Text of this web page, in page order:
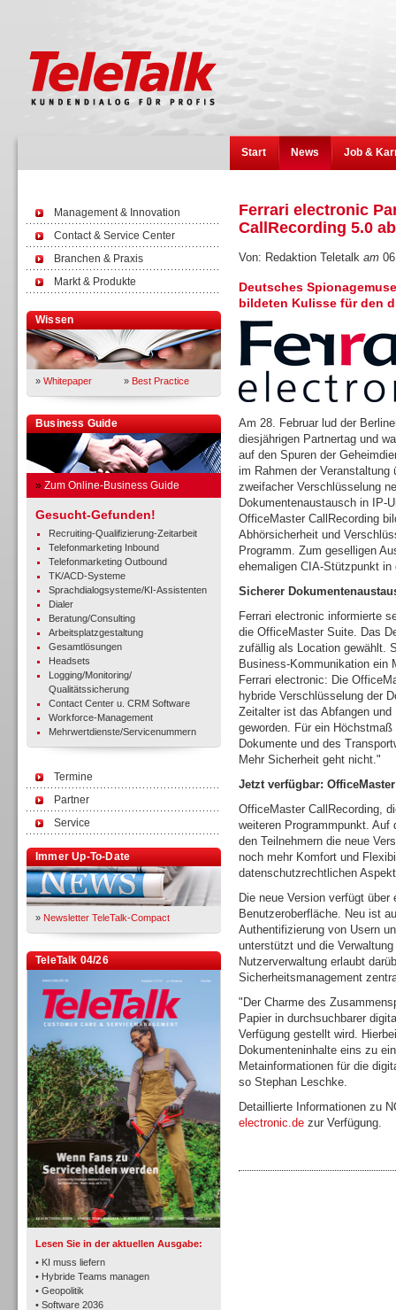
Start News Job &
Management & Innovation
Contact & Service Center
Branchen & Praxis
Markt & Produkte
Wissen
» Whitepaper » Best Practice
Business Guide
» Zum Online-Business Guide
Gesucht-Gefunden!
Recruiting-Qualifizierung-Zeitarbeit
Telefonmarketing Inbound
Telefonmarketing Outbound
TK/ACD-Systeme
Sprachdialogsysteme/KI-Assistenten
Dialer
Beratung/Consulting
Arbeitsplatzgestaltung
Gesamtlösungen
Headsets
Logging/Monitoring/
Qualitätssicherung
Contact Center u. CRM Software
Workforce-Management
Mehrwertdienste/Servicenummern
Termine
Partner
Service
Immer Up-To-Date
» Newsletter TeleTalk-Compact
TeleTalk 04/26
Lesen Sie in der aktuellen Ausgabe:
• KI muss liefern
• Hybride Teams managen
• Geopolitik
• Software 2036
TK- und ACD-Systeme
Ferrari electronic
CallRecording 5.0
Von: Redaktion Teletalk am
Deutsches
bildeten Kulisse für den
Am 28. Februar lud der
diesjährigen Partnertag und
auf den Spuren der
im Rahmen der
zweifacher Verschlüsselung
Dokumentenaustausch in IP-
OfficeMaster CallRecording
Abhörsicherheit und
Programm. Zum geselligen
ehemaligen CIA-Stützpunkt
Sicherer
Ferrari electronic informierte
die OfficeMaster Suite. Das
zufällig als Location gewählt.
Business-Kommunikation ein
Ferrari electronic: Die
hybride Verschlüsselung der
Zeitalter ist das Abfangen
geworden. Für ein
Dokumente und des
Mehr Sicherheit geht nicht."
Jetzt verfügbar:
OfficeMaster CallRecording,
weiteren Programmpunkt. Auf
den Teilnehmern die neue
noch mehr Komfort und
datenschutzrechtlichen
Die neue Version verfügt
Benutzeroberfläche. Neu ist
Authentifizierung von Usern
unterstützt und die
Nutzerverwaltung erlaubt
Sicherheitsmanagement
"Der Charme des
Papier in durchsuchbarer
Verfügung gestellt wird.
Dokumenteninhalte eins zu
Metainformationen für die
so Stephan Leschke.
Detaillierte Informationen zu
electronic.de zur Verfügung.